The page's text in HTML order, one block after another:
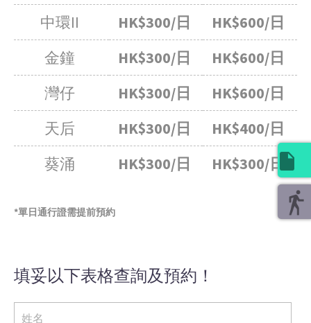
中環II
HK$300/日
HK$600/日
金鐘
HK$300/日
HK$600/日
灣仔
HK$300/日
HK$600/日
天后
HK$300/日
HK$400/日
葵涌
HK$300/日 HK$300/日
*單日通行證需提前預約
填妥以下表格查詢及預約！